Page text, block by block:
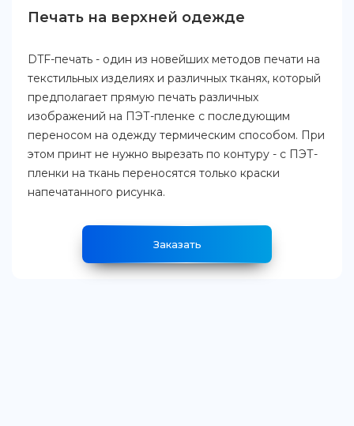
Печать на верхней одежде
DTF-печать - один из новейших методов печати на
текстильных изделиях и различных тканях, который
предполагает прямую печать различных
изображений на ПЭТ-пленке с последующим
переносом на одежду термическим способом. При
этом принт не нужно вырезать по контуру - с ПЭТ-
пленки на ткань переносятся только краски
напечатанного рисунка.
Заказать